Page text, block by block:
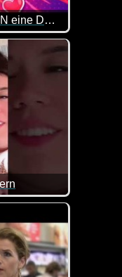
Helga hat AUS VERSEHEN eine Dating-App installiert!
Facebook-
nervt, taucht plötzlich
wirklich eine